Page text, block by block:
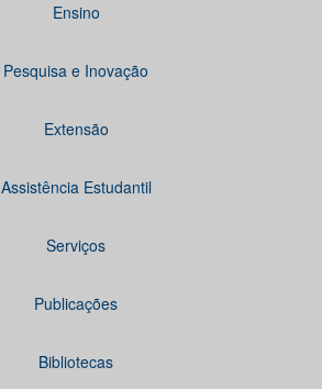
Ensino
Pesquisa e Inovação
Extensão
Assistência Estudantil
Serviços
Publicações
Bibliotecas